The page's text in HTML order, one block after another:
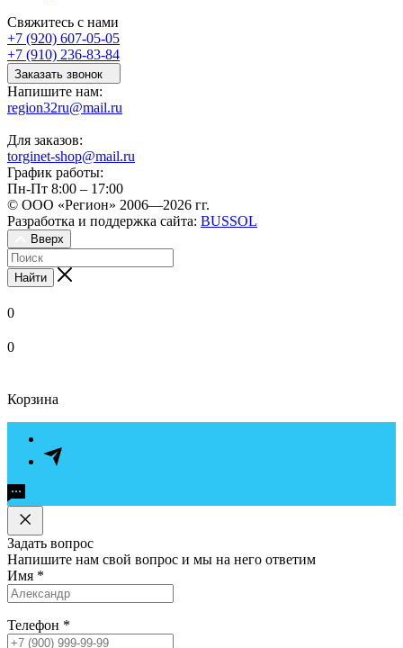
Свяжитесь с нами
+7 (920) 607-05-05
+7 (910) 236-83-84
Заказать звонок
Напишите нам:
region32ru@mail.ru
Для заказов:
torginet-shop@mail.ru
График работы:
Пн-Пт 8:00 – 17:00
© ООО «Регион» 2006—2026 гг.
Разработка и поддержка сайта: BUSSOL
Вверх
Найти
0
0
Корзина
Задать вопрос
Напишите нам свой вопрос и мы на него ответим
Имя *
Телефон *